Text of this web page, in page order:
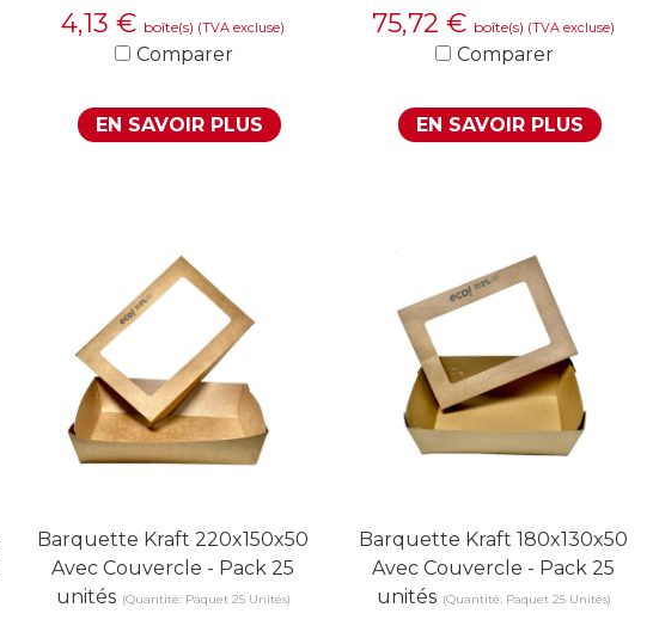
4,13 € boîte(s) (TVA excluse)
Comparer
EN SAVOIR PLUS
75,72 € boîte(s) (TVA excluse)
Comparer
EN SAVOIR PLUS
Barquette Kraft 220x150x50
Avec Couvercle - Pack 25
unités (Quantité: Paquet 25 Unités)
Barquette Kraft 180x130x50
Avec Couvercle - Pack 25
unités (Quantité: Paquet 25 Unités)